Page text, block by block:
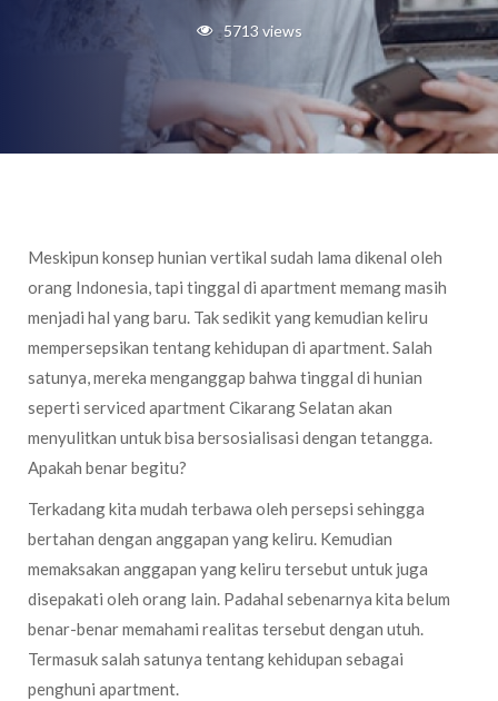
5713 views
Meskipun konsep hunian vertikal sudah lama dikenal oleh
orang Indonesia, tapi tinggal di apartment memang masih
menjadi hal yang baru. Tak sedikit yang kemudian keliru
mempersepsikan tentang kehidupan di apartment. Salah
satunya, mereka menganggap bahwa tinggal di hunian
seperti serviced apartment Cikarang Selatan akan
menyulitkan untuk bisa bersosialisasi dengan tetangga.
Apakah benar begitu?
Terkadang kita mudah terbawa oleh persepsi sehingga
bertahan dengan anggapan yang keliru. Kemudian
memaksakan anggapan yang keliru tersebut untuk juga
disepakati oleh orang lain. Padahal sebenarnya kita belum
benar-benar memahami realitas tersebut dengan utuh.
Termasuk salah satunya tentang kehidupan sebagai
penghuni apartment.